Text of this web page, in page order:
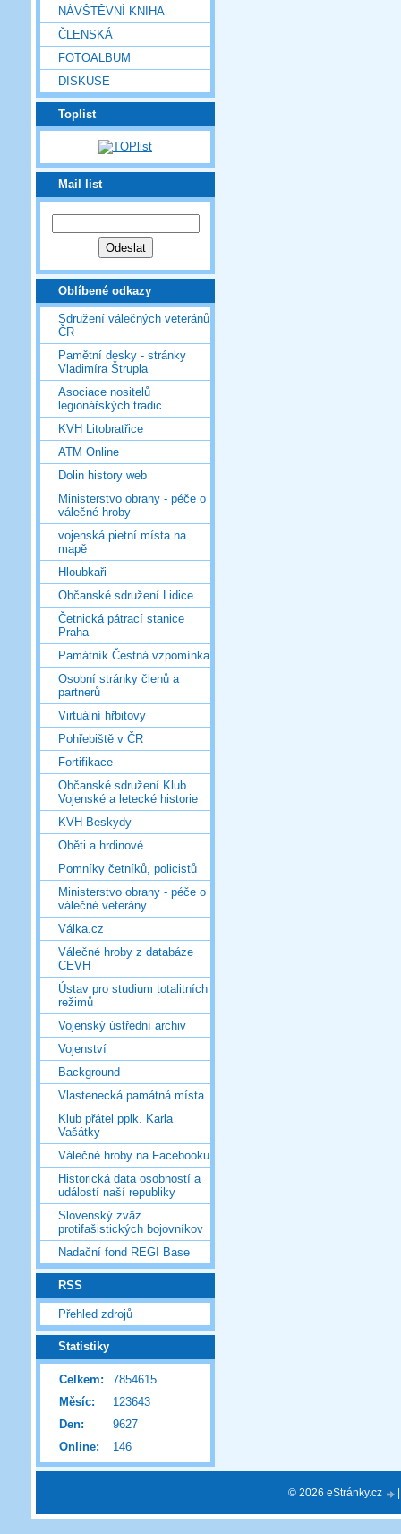
NÁVŠTĚVNÍ KNIHA
ČLENSKÁ
FOTOALBUM
DISKUSE
Toplist
Mail list
Oblíbené odkazy
Sdružení válečných veteránů
ČR
Pamětní desky - stránky
Vladimíra Štrupla
Asociace nositelů
legionářských tradic
KVH Litobratřice
ATM Online
Dolin history web
Ministerstvo obrany - péče o
válečné hroby
vojenská pietní místa na
mapě
Hloubkaři
Občanské sdružení Lidice
Četnická pátrací stanice
Praha
Památník Čestná vzpomínka
Osobní stránky členů a
partnerů
Virtuální hřbitovy
Pohřebiště v ČR
Fortifikace
Občanské sdružení Klub
Vojenské a letecké historie
KVH Beskydy
Oběti a hrdinové
Pomníky četníků, policistů
Ministerstvo obrany - péče o
válečné veterány
Válka.cz
Válečné hroby z databáze
CEVH
Ústav pro studium totalitních
režimů
Vojenský ústřední archiv
Vojenství
Background
Vlastenecká památná místa
Klub přátel pplk. Karla
Vašátky
Válečné hroby na Facebooku
Historická data osobností a
událostí naší republiky
Slovenský zväz
protifašistických bojovníkov
Nadační fond REGI Base
RSS
Přehled zdrojů
Statistiky
Online: 146
Celkem:
7854615
Měsíc:
123643
Den:
9627
© 2026 eStránky.cz